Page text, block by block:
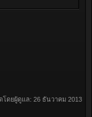
โดยผู้ดูแล: 26 ธันวาคม 2013